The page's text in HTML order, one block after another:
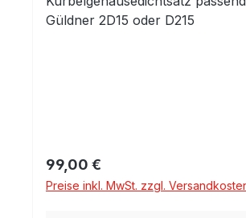
Güldner 2D15 oder D215
Regulärer Preis:
99,00 €
Preise inkl. MwSt. zzgl.